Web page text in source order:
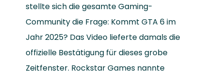
stellte sich die gesamte Gaming-
Community die Frage: Kommt GTA 6 im
Jahr 2025? Das Video lieferte damals die
offizielle Bestätigung für dieses grobe
Zeitfenster. Rockstar Games nannte